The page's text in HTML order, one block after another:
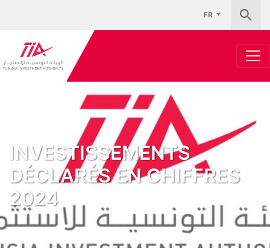
FR
INVESTISSEMENTS
DÉCLARÉS EN CHIFFRES
2024